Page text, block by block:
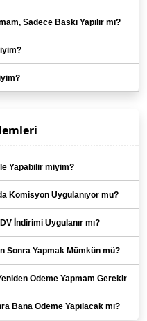
Sadece Baskı Yapılır mı?
Yapabilir miyim?
Komisyon Uygulanıyor mu?
İndirimi Uygulanır mı?
Sonra Yapmak Mümkün mü?
Ödeme Yapmam Gerekir
Bana Ödeme Yapılacak mı?